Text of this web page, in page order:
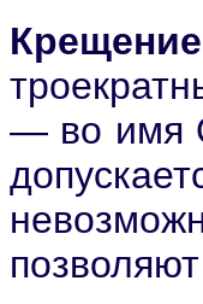
— во имя